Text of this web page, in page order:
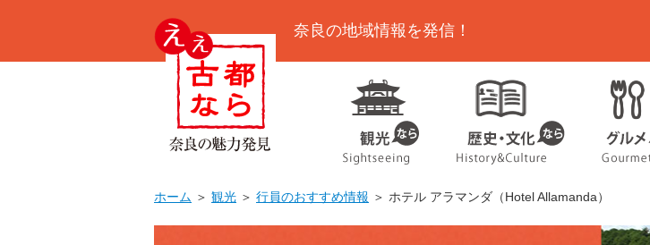
奈良の地域情報を発信！
ホーム ＞ 観光 ＞ 行員のおすすめ情報 ＞ ホテル アラマンダ（Hotel Allamanda）